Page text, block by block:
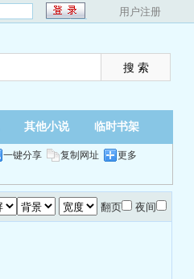
用户注册
其他小说 临时书架
一键分享 复制网址 更多
翻页 夜间